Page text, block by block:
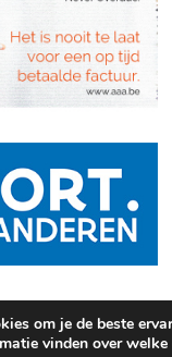
om je de beste
vinden over